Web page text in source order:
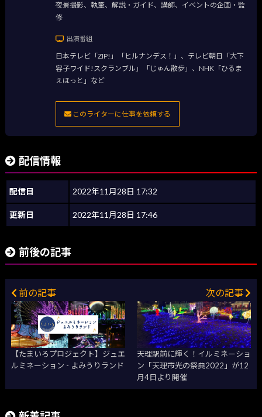
夜景撮影、執筆、解説・ガイド、講師、イベントの企画・監
修
出演番組
日本テレビ「ZIP!」「ヒルナンデス！」、テレビ朝日「大下
容子ワイド!スクランブル」「じゅん散歩」、NHK「ひるま
えほっと」など
このライターに仕事を依頼する
配信情報
配信日 2022年11月28日 17:32
更新日 2022年11月28日 17:46
前後の記事
前の記事
【たまいろプロジェクト】ジュエ
ルミネーション - よみうりランド
次の記事
天理駅前に輝く！イルミネーショ
ン「天理市光の祭典2022」が12
月4日より開催